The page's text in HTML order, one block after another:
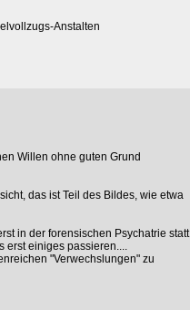
Anstalten
Willen ohne guten Grund
das ist Teil des Bildes, wie etwa
in der forensischen Psychatrie statt
erst einiges passieren....
"Verwechslungen" zu